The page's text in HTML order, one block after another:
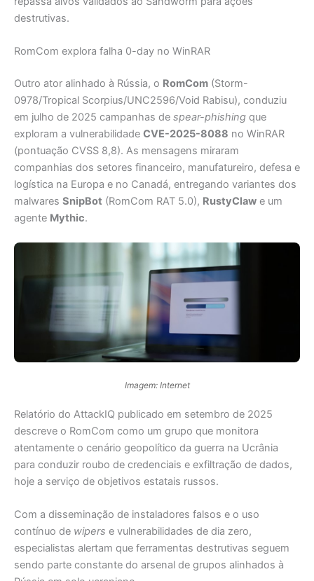
destrutivas.
RomCom explora falha 0-day no WinRAR
Outro ator alinhado à Rússia, o RomCom (Storm-
0978/Tropical Scorpius/UNC2596/Void Rabisu), conduziu
em julho de 2025 campanhas de spear-phishing que
exploram a vulnerabilidade CVE-2025-8088 no WinRAR
(pontuação CVSS 8,8). As mensagens miraram
companhias dos setores financeiro, manufatureiro, defesa e
logística na Europa e no Canadá, entregando variantes dos
malwares SnipBot (RomCom RAT 5.0), RustyClaw e um
agente Mythic.
Imagem: Internet
Relatório do AttackIQ publicado em setembro de 2025
descreve o RomCom como um grupo que monitora
atentamente o cenário geopolítico da guerra na Ucrânia
para conduzir roubo de credenciais e exfiltração de dados,
hoje a serviço de objetivos estatais russos.
Com a disseminação de instaladores falsos e o uso
contínuo de wipers e vulnerabilidades de dia zero,
especialistas alertam que ferramentas destrutivas seguem
sendo parte constante do arsenal de grupos alinhados à